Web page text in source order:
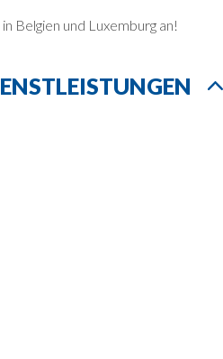
Belgien und Luxemburg an!